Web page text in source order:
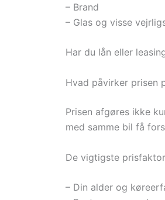
– Brand
– Glas og visse
Har du lån eller
Hvad påvirker prisen
Prisen afgøres ikke
med samme bil få
De vigtigste
– Din alder og